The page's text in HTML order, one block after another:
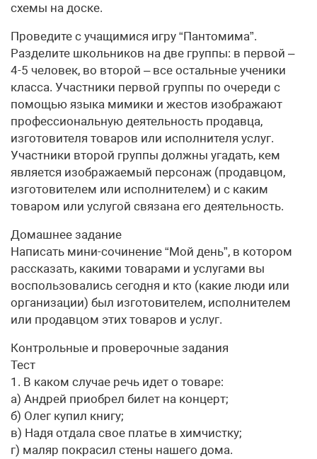
схемы на доске.
Проведите с учащимися игру “Пантомима”.
Разделите школьников на две группы: в первой –
4-5 человек, во второй – все остальные ученики
класса. Участники первой группы по очереди с
помощью языка мимики и жестов изображают
профессиональную деятельность продавца,
изготовителя товаров или исполнителя услуг.
Участники второй группы должны угадать, кем
является изображаемый персонаж (продавцом,
изготовителем или исполнителем) и с каким
товаром или услугой связана его деятельность.
Домашнее задание
Написать мини-сочинение “Мой день”, в котором
рассказать, какими товарами и услугами вы
воспользовались сегодня и кто (какие люди или
организации) был изготовителем, исполнителем
или продавцом этих товаров и услуг.
Контрольные и проверочные задания
Тест
1. В каком случае речь идет о товаре:
а) Андрей приобрел билет на концерт;
б) Олег купил книгу;
в) Надя отдала свое платье в химчистку;
г) маляр покрасил стены нашего дома.